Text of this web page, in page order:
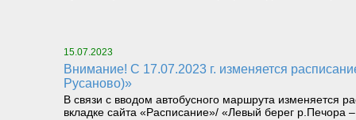
15.07.2023
Внимание! С 17.07.2023 г. изменяется расписание паромной переправы «Левый берег р.Печора (пгт.Троицко-Печорск) – правый берег р.Печора (на
Русаново)»
В связи с вводом автобусного маршрута
вкладке сайта «Расписание»/ «Левый берег